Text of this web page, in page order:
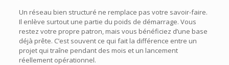
Un réseau bien structuré ne remplace pas votre savoir-faire.
Il enlève surtout une partie du poids de démarrage. Vous
restez votre propre patron, mais vous bénéficiez d’une base
déjà prête. C’est souvent ce qui fait la différence entre un
projet qui traîne pendant des mois et un lancement
réellement opérationnel.